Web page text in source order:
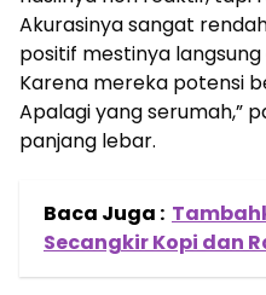
Akurasinya sangat
positif mestinya
Karena mereka potensi
Apalagi yang serumah,”
panjang lebar.
Baca Juga :
Secangkir Kopi dan